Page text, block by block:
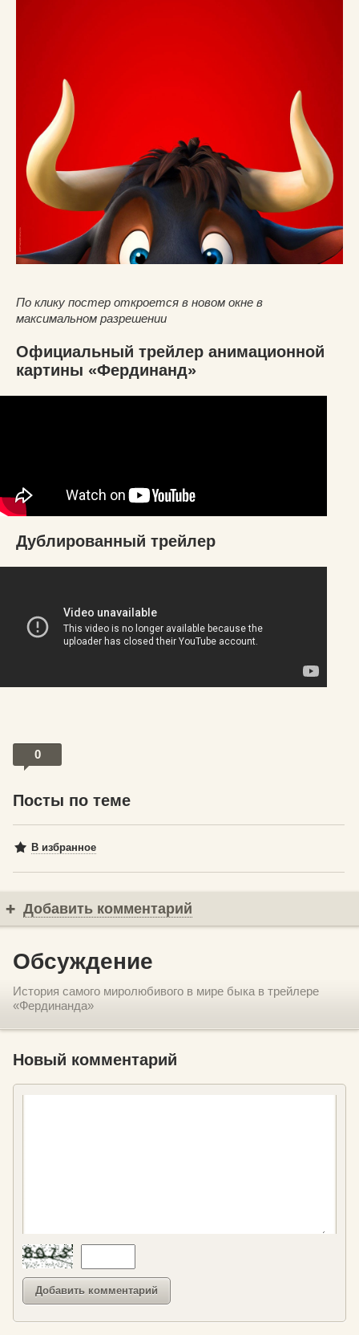
По клику постер откроется в новом окне в
максимальном разрешении
Официальный трейлер анимационной
картины «Фердинанд»
Дублированный трейлер
0
Посты по теме
В избранное
Добавить комментарий
Обсуждение
История самого миролюбивого в мире быка в трейлере
«Фердинанда»
Новый комментарий